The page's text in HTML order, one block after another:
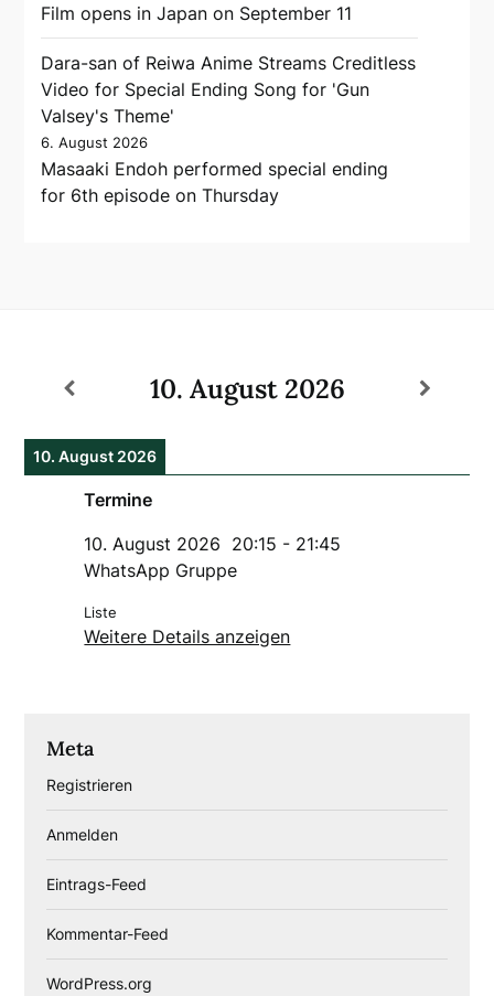
Film opens in Japan on September 11
Dara-san of Reiwa Anime Streams Creditless
Video for Special Ending Song for 'Gun
Valsey's Theme'
6. August 2026
Masaaki Endoh performed special ending
for 6th episode on Thursday
10. August 2026
10. August 2026
Termine
10. August 2026 20:15 - 21:45
WhatsApp Gruppe
Liste
Weitere Details anzeigen
Meta
Registrieren
Anmelden
Eintrags-Feed
Kommentar-Feed
WordPress.org